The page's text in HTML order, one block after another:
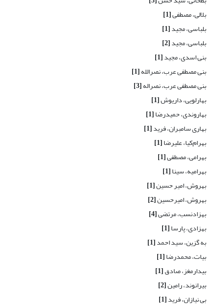
بلالی، مصطفی[1]
بلباسی، مجید[1]
بلباسی، مجید[2]
بنی اسدی، مجید[1]
بنی مصطفی عرب، نصرالله[1]
بنی مصطفی عرب، نصراله[3]
بهارلویی، داریوش[1]
بهاروندی، حمیدرضا[1]
بهاری سامبران، فرید[1]
بهرام‌کیا، علیرضا[1]
بهرامی، مصطفی[1]
بهرامیه، سینا[1]
بهروش، امیر حسین[1]
بهروش، امیرحسین[2]
بهزادنسب، مرتضی[4]
بهزادی، پارسا[1]
به گزین، سید احمد[1]
بیات، محمدرضا[1]
بیدارمغز، صادق[1]
بیرانوند، رامین[2]
بی نیازان، فرید[1]